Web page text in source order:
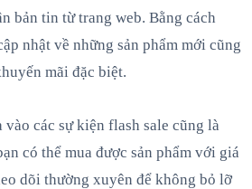
bản tin từ trang web. Bằng cách
nhật về những sản phẩm mới cũng
mãi đặc biệt.
các sự kiện flash sale cũng là
có thể mua được sản phẩm với giá
dõi thường xuyên để không bỏ lỡ